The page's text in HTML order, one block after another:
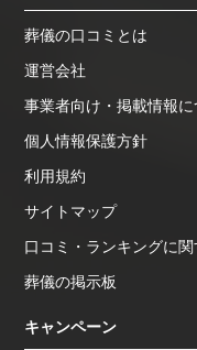
葬儀の口コミとは
運営会社
事業者向け・掲載情報
個人情報保護方針
利用規約
サイトマップ
口コミ・ランキングに
葬儀の掲示板
キャンペーン